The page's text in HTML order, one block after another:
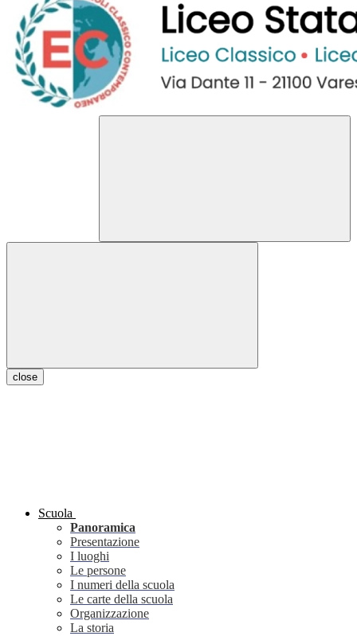
close
Scuola
Panoramica
Presentazione
I luoghi
Le persone
I numeri della scuola
Le carte della scuola
Organizzazione
La storia